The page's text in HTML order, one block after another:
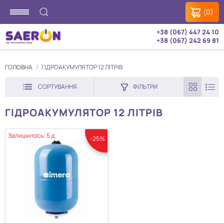
(0)
+38 (067) 447 24 10
+38 (067) 242 69 81
ГОЛОВНА ГІДРОАКУМУЛЯТОР 12 ЛІТРІВ
СОРТУВАННЯ ФІЛЬТРИ
ГІДРОАКУМУЛЯТОР 12 ЛІТРІВ
Залишилось: 5 д. -25%